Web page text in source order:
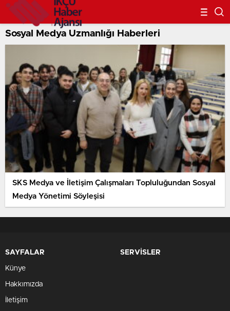
Sosyal Medya Uzmanlığı Haberleri
SKS Medya ve İletişim Çalışmaları Topluluğundan Sosyal
Medya Yönetimi Söyleşisi
SAYFALAR
Künye
Hakkımızda
İletişim
SERVİSLER